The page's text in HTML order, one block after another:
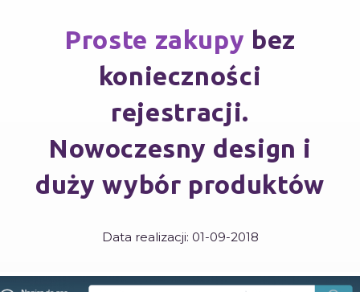
Proste zakupy bez
konieczności
rejestracji.
Nowoczesny design i
duży wybór produktów
Data realizacji: 01-09-2018